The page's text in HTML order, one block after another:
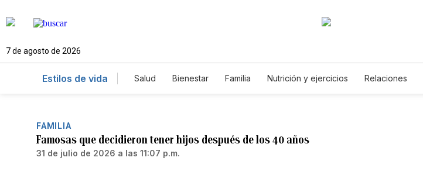
7 de agosto de 2026
Estilos de vida Salud Bienestar Familia Nutrición y ejercicios Relaciones
FAMILIA
Famosas que decidieron tener hijos después de los 40 años
31 de julio de 2026 a las 11:07 p.m.